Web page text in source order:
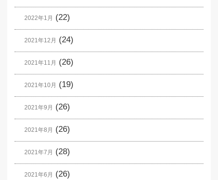
2022年1月 (22)
2021年12月 (24)
2021年11月 (26)
2021年10月 (19)
2021年9月 (26)
2021年8月 (26)
2021年7月 (28)
2021年6月 (26)